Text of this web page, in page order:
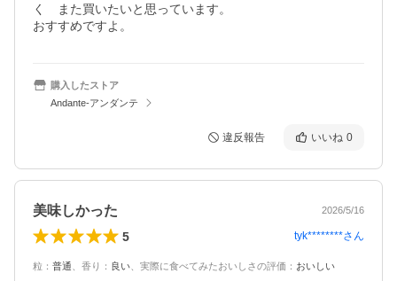
く　また買いたいと思っています。
おすすめですよ。
購入したストア
Andante-アンダンテ
違反報告 いいね 0
美味しかった 2026/5/16
5 tyk********さん
粒 ： 普通 香り ： 良い 実際に食べてみたおいしさの評価 ： おいしい